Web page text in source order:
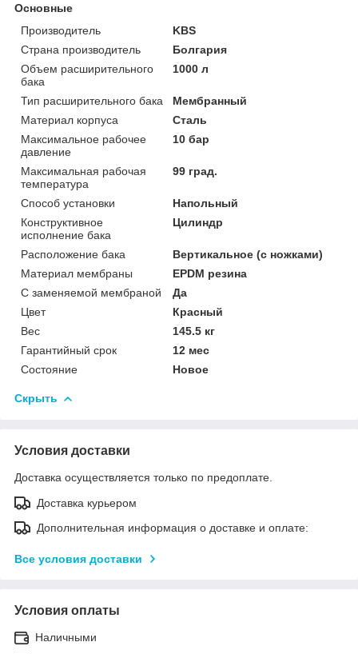
Основные
Производитель
KBS
Страна производитель
Болгария
Объем расширительного
бака
1000 л
Тип расширительного бака
Мембранный
Материал корпуса
Сталь
Максимальное рабочее
давление
10 бар
Максимальная рабочая
температура
99 град.
Способ установки
Напольный
Конструктивное
исполнение бака
Цилиндр
Расположение бака
Вертикальное (с ножками)
Материал мембраны
EPDM резина
С заменяемой мембраной
Да
Цвет
Красный
Вес
145.5 кг
Гарантийный срок
12 мес
Состояние
Новое
Скрыть
Условия доставки
Доставка осуществляется только по предоплате.
Доставка курьером
Дополнительная информация о доставке и оплате:
Все условия доставки
Условия оплаты
Наличными